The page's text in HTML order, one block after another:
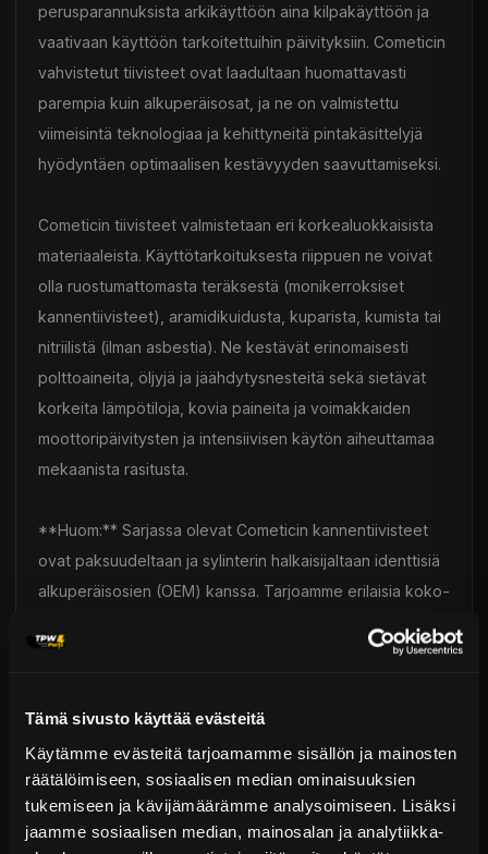
Tämä sivusto käyttää evästeitä
Käytämme evästeitä tarjoamamme sisällön ja mainosten
räätälöimiseen, sosiaalisen median ominaisuuksien
tukemiseen ja kävijämäärämme analysoimiseen. Lisäksi
jaamme sosiaalisen median, mainosalan ja analytiikka-
perusparannuksista arkikäyttöön aina kilpakäyttöön ja
vaativaan käyttöön tarkoitettuihin päivityksiin. Cometicin
vahvistetut tiivisteet ovat laadultaan huomattavasti
parempia kuin alkuperäisosat, ja ne on valmistettu
viimeisintä teknologiaa ja kehittyneitä pintakäsittelyjä
hyödyntäen optimaalisen kestävyyden saavuttamiseksi.
Cometicin tiivisteet valmistetaan eri korkealuokkaisista
materiaaleista. Käyttötarkoituksesta riippuen ne voivat
olla ruostumattomasta teräksestä (monikerroksiset
kannentiivisteet), aramidikuidusta, kuparista, kumista tai
nitriilistä (ilman asbestia). Ne kestävät erinomaisesti
polttoaineita, öljyjä ja jäähdytysnesteitä sekä sietävät
korkeita lämpötiloja, kovia paineita ja voimakkaiden
moottoripäivitysten ja intensiivisen käytön aiheuttamaa
mekaanista rasitusta.
**Huom:** Sarjassa olevat Cometicin kannentiivisteet
ovat paksuudeltaan ja sylinterin halkaisijaltaan identtisiä
alkuperäisosien (OEM) kanssa. Tarjoamme erilaisia koko-
Kaupan sijainnissa olevat tuotteet 1–3 arkipäivässä
Päävaraston tuotteet 7 arkipäivässä
Jälkitoimitustuotteet noin 20 arkipäivässä
Ilmainen toimitus yli 300 € tilauksiin
Tekniset kysymykset
Sähköposti:asiakaspalvelu@tpwparts.com
Puhelin:+358 449011828
Toyota Supra — Fitment